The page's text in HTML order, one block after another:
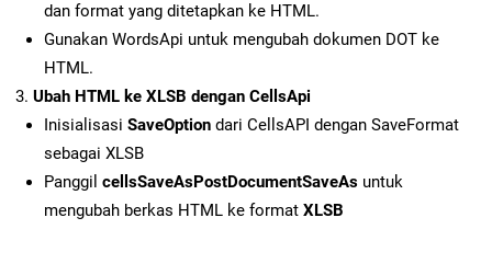
dan format yang ditetapkan ke HTML.
Gunakan WordsApi untuk mengubah dokumen DOT ke
HTML.
Ubah HTML ke XLSB dengan CellsApi
Inisialisasi SaveOption dari CellsAPI dengan SaveFormat
sebagai XLSB
Panggil cellsSaveAsPostDocumentSaveAs untuk
mengubah berkas HTML ke format XLSB